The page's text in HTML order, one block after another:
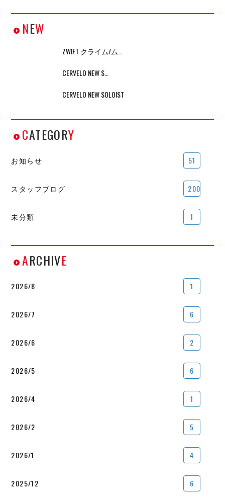
NEW
ZWIFT クライム/ム…
CERVELO NEW S…
CERVELO NEW SOLOIST
CATEGORY
お知らせ 51
スタッフブログ 200
未分類 1
ARCHIVE
2026/8 1
2026/7 6
2026/6 2
2026/5 6
2026/4 1
2026/2 5
2026/1 4
2025/12 6